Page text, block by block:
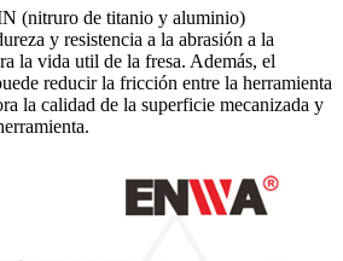
(nitruro de titanio y aluminio)
y resistencia a la abrasión a la
la vida util de la fresa. Además, el
reducir la fricción entre la herramienta
la calidad de la superficie mecanizada y